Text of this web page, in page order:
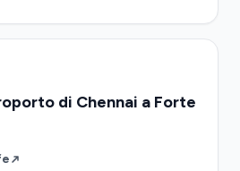
di Chennai a Forte